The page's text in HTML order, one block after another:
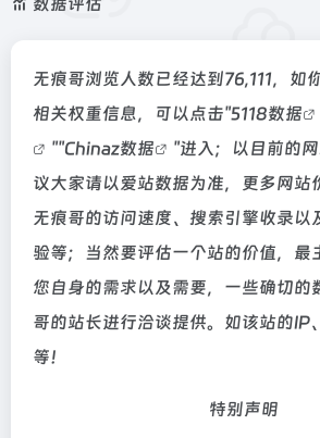
无痕哥浏览人数已经达到76,111，如
相关权重信息，可以点击"5118数据
""Chinaz数据
"进入；以目前的
议大家请以爱站数据为准，更多网站
无痕哥的访问速度、搜索引擎收录以
验等；当然要评估一个站的价值，最
您自身的需求以及需要，一些确切的
哥的站长进行洽谈提供。如该站的IP
等！
特别声明